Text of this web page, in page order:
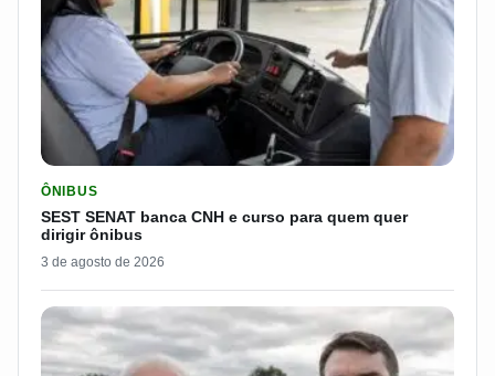
ÔNIBUS
SEST SENAT banca CNH e curso para quem quer
dirigir ônibus
3 de agosto de 2026